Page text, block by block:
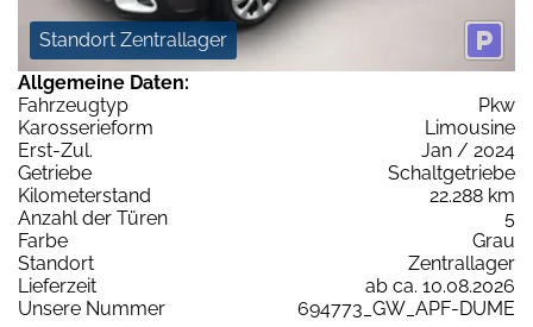
Standort Zentrallager
Allgemeine Daten:
Fahrzeugtyp
Pkw
Karosserieform
Limousine
Erst-Zul.
Jan / 2024
Getriebe
Schaltgetriebe
Kilometerstand
22.288 km
Anzahl der Türen
5
Farbe
Grau
Standort
Zentrallager
Lieferzeit
ab ca. 10.08.2026
Unsere Nummer
694773_GW_APF-DUME